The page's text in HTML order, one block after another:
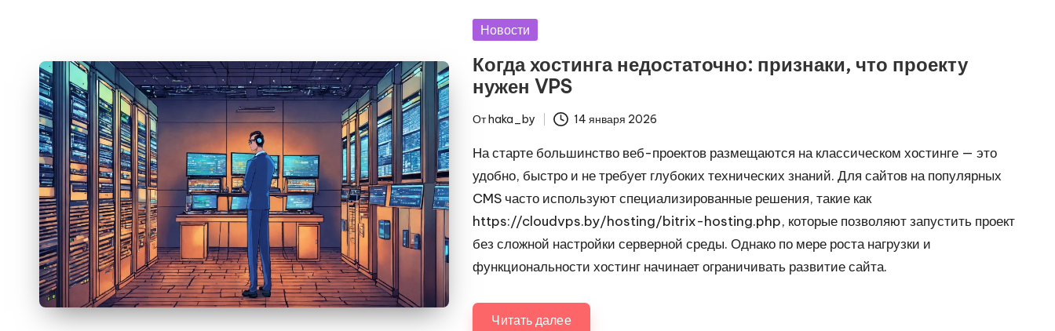
Опубликовано
Новости
Когда хостинга недостаточно: признаки, что проекту
нужен VPS
Запись
от
Отhaka_by 14 января 2026
На старте большинство веб-проектов размещаются на классическом хостинге — это
удобно, быстро и не требует глубоких технических знаний. Для сайтов на популярных
CMS часто используют специализированные решения, такие как
https://cloudvps.by/hosting/bitrix-hosting.php, которые позволяют запустить проект
без сложной настройки серверной среды. Однако по мере роста нагрузки и
функциональности хостинг начинает ограничивать развитие сайта.
Читать далее